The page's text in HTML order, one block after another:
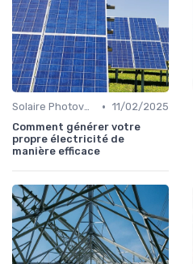
Solaire Photovoltaïque et Thermique • 11/02/2025
Comment générer votre
propre électricité de
manière efficace